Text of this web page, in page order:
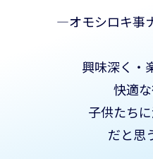
—オモシロキ事
興味深く・
快適な
子供たち
だと思